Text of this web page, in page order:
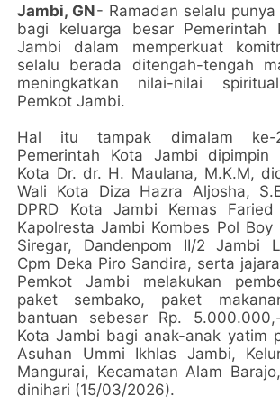
Jambi, GN- Ramadan selalu
bagi keluarga besar Pemerintah
Jambi dalam memperkuat
selalu berada ditengah-tengah
meningkatkan nilai-nilai
Pemkot Jambi.
Hal itu tampak dimalam ke-
Pemerintah Kota Jambi dipimpin
Kota Dr. dr. H. Maulana, M.K.M,
Wali Kota Diza Hazra Aljosha,
DPRD Kota Jambi Kemas
Kapolresta Jambi Kombes Pol Boy
Siregar, Dandenpom II/2 Jambi
Cpm Deka Piro Sandira, serta
Pemkot Jambi melakukan
paket sembako, paket
bantuan sebesar Rp.
Kota Jambi bagi anak-anak yatim
Asuhan Ummi Ikhlas Jambi,
Mangurai, Kecamatan Alam
dinihari (15/03/2026).